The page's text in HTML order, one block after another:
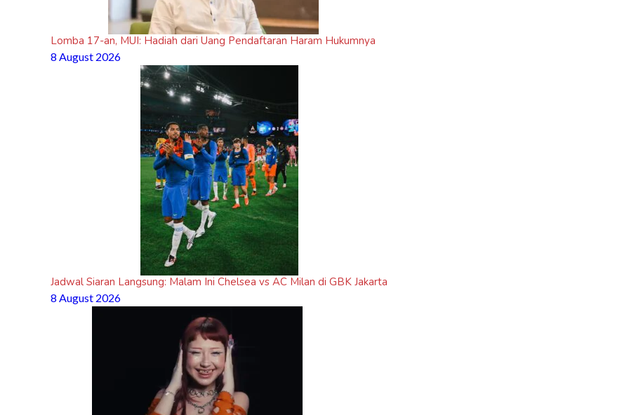
Lomba 17-an, MUI: Hadiah dari Uang Pendaftaran Haram Hukumnya
8 August 2026
Jadwal Siaran Langsung: Malam Ini Chelsea vs AC Milan di GBK Jakarta
8 August 2026